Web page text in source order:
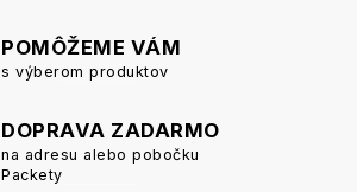
POMÔŽEME VÁM
s výberom produktov
DOPRAVA ZADARMO
na adresu alebo pobočku
Packety